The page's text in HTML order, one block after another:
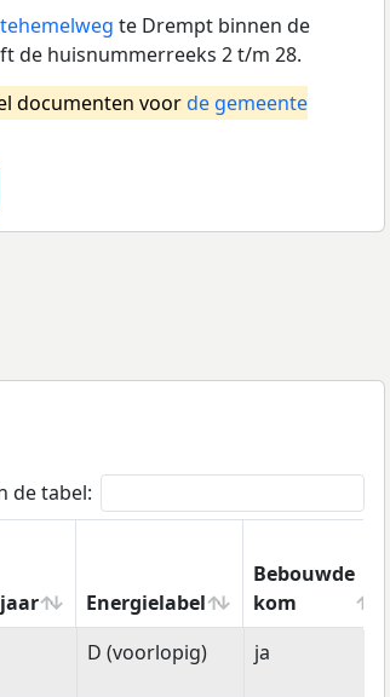
te Drempt binnen de
de huisnummerreeks 2 t/m 28.
documenten voorde gemeente
de tabel:
Energielabel
Bebouwde
kom
Energielabel
Bebouwde
kom
D (voorlopig) ja